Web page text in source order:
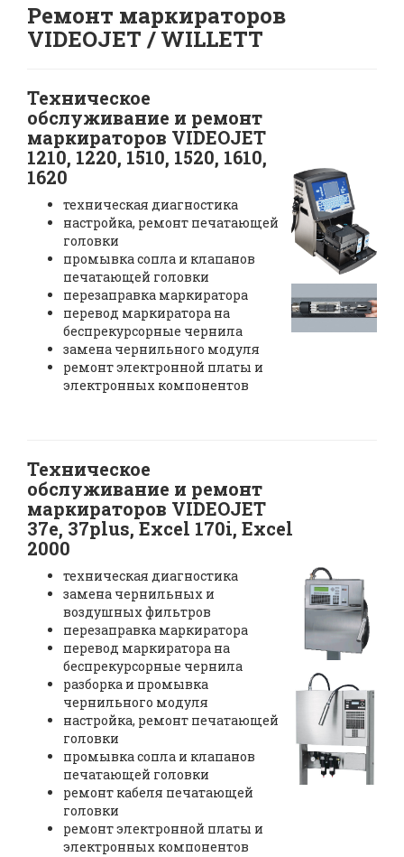
Ремонт маркираторов
VIDEOJET / WILLETT
Техническое
обслуживание и ремонт
маркираторов VIDEOJET
1210, 1220, 1510, 1520, 1610,
1620
техническая диагностика
настройка, ремонт печатающей
головки
промывка сопла и клапанов
печатающей головки
перезаправка маркиратора
перевод маркиратора на
беспрекурсорные чернила
замена чернильного модуля
ремонт электронной платы и
электронных компонентов
Техническое
обслуживание и ремонт
маркираторов VIDEOJET
37e, 37plus, Excel 170i, Excel
2000
техническая диагностика
замена чернильных и
воздушных фильтров
перезаправка маркиратора
перевод маркиратора на
беспрекурсорные чернила
разборка и промывка
чернильного модуля
настройка, ремонт печатающей
головки
промывка сопла и клапанов
печатающей головки
ремонт кабеля печатающей
головки
ремонт электронной платы и
электронных компонентов